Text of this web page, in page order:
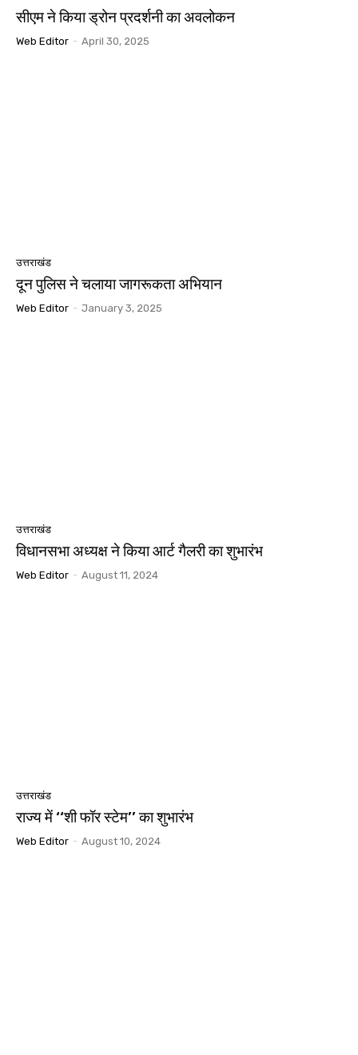
सीएम ने किया ड्रोन प्रदर्शनी का अवलोकन
Web Editor - April 30, 2025
उत्तराखंड
दून पुलिस ने चलाया जागरूकता अभियान
Web Editor - January 3, 2025
उत्तराखंड
विधानसभा अध्यक्ष ने किया आर्ट गैलरी का शुभारंभ
Web Editor - August 11, 2024
उत्तराखंड
राज्य में ‘‘शी फॉर स्टेम’’ का शुभारंभ
Web Editor - August 10, 2024